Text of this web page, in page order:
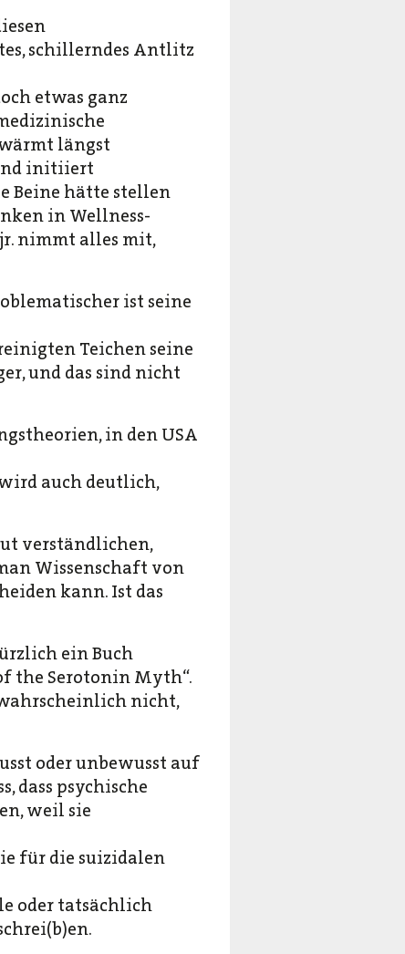
schillerndes Antlitz
etwas ganz
längst
initiiert
Beine hätte stellen
in Wellness-
nimmt alles mit,
ist seine
Teichen seine
und das sind nicht
in den USA
auch deutlich,
verständlichen,
Wissenschaft von
kann. Ist das
ein Buch
the Serotonin Myth“.
nicht,
oder unbewusst auf
dass psychische
weil sie
für die suizidalen
oder tatsächlich